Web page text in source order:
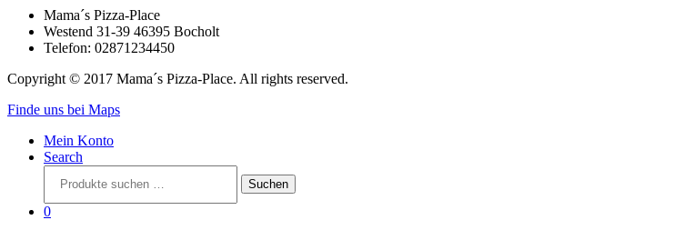
Mama´s Pizza-Place
Westend 31-39 46395 Bocholt
Telefon: 02871234450
Copyright © 2017 Mama´s Pizza-Place. All rights reserved.
Finde uns bei Maps
Mein Konto
Search
nach:
Suchen
0